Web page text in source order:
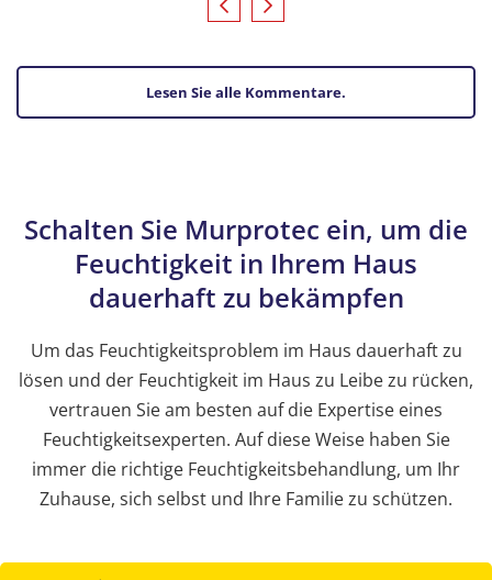
Lesen Sie alle Kommentare.
Schalten Sie Murprotec ein, um die
Feuchtigkeit in Ihrem Haus
dauerhaft zu bekämpfen
Um das Feuchtigkeitsproblem im Haus dauerhaft zu
lösen und der Feuchtigkeit im Haus zu Leibe zu rücken,
vertrauen Sie am besten auf die Expertise eines
Feuchtigkeitsexperten. Auf diese Weise haben Sie
immer die richtige Feuchtigkeitsbehandlung, um Ihr
Zuhause, sich selbst und Ihre Familie zu schützen.